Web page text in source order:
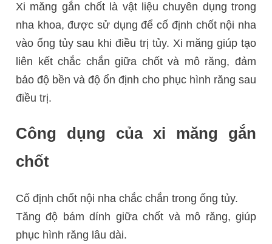
Xi măng gắn chốt là vật liệu chuyên dụng trong
nha khoa, được sử dụng để cố định chốt nội nha
vào ống tủy sau khi điều trị tủy. Xi măng giúp tạo
liên kết chắc chắn giữa chốt và mô răng, đảm
bảo độ bền và độ ổn định cho phục hình răng sau
điều trị.
Công dụng của xi măng gắn
chốt
Cố định chốt nội nha chắc chắn trong ống tủy.
Tăng độ bám dính giữa chốt và mô răng, giúp
phục hình răng lâu dài.